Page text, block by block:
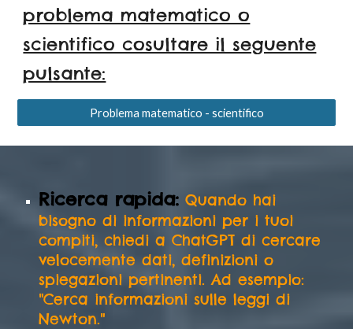
problema matematico o
scientifico cosultare il seguente
pulsante:
Problema matematico - scientifico
Ricerca rapida: Quando hai
bisogno di informazioni per i tuoi
compiti, chiedi a ChatGPT di cercare
velocemente dati, definizioni o
spiegazioni pertinenti. Ad esempio:
"Cerca informazioni sulle leggi di
Newton."